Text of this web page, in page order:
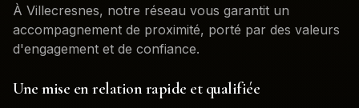
À Villecresnes, notre réseau vous garantit un
accompagnement de proximité, porté par des valeurs
d'engagement et de confiance.
Une mise en relation rapide et qualifiée